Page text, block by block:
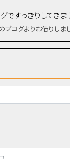
ですっきりしてき
ブログよりお借りしま